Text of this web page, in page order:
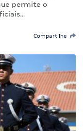
permite o
Compartilhe